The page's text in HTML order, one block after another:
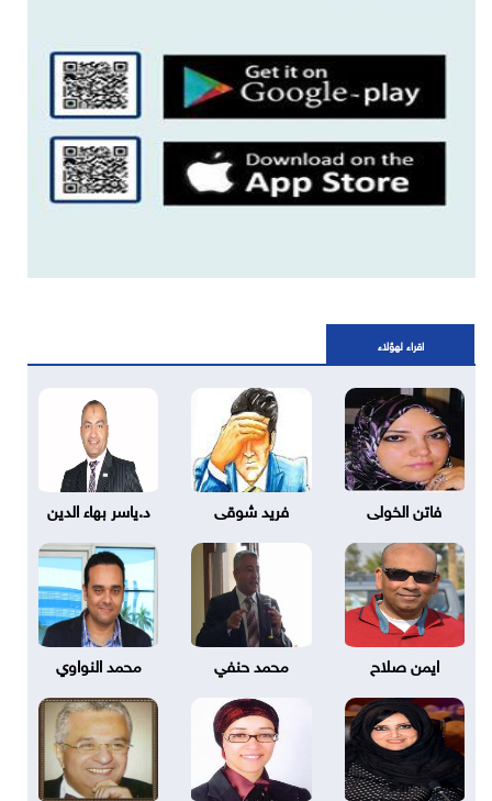
اقراء لهؤلاء
فاتن الخولى فريد شوقى د.ياسر بهاء الدين
ايمن صلاح محمد حنفي محمد النواوي